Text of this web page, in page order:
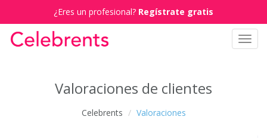
¿Eres un profesional? Regístrate gratis
Valoraciones de clientes
Celebrents Valoraciones